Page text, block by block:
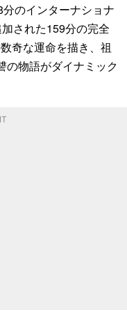
のインターナショナ
された159分の完全
奇な運命を描き、祖
の物語がダイナミック